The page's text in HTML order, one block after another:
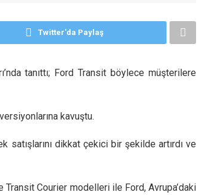
Twitter'da Paylaş
tanıttı; Ford Transit böylece müşterilere
kavuştu.
dikkat çekici bir şekilde artırdı ve
Transit Courier modelleri ile Ford, Avrupa’daki